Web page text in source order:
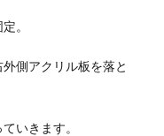
。
側アクリル板を落と
いきます。